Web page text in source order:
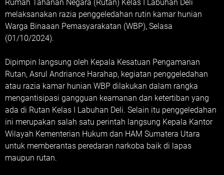
Rumah Tahanan Negara (Rutan) Kelas I Labuhan Deli
melaksanakan razia penggeledahan rutin kamar hunian
Warga Binaaan Pemasyarakatan (WBP), Selasa
(01/10/2024).
Dipimpin langsung oleh Kepala Kesatuan Pengamanan
Rutan, Asrul Andriance Harahap, kegiatan penggeledahan
atau razia kamar hunian WBP dilakukan dalam rangka
mengantisipasi gangguan keamanan dan ketertiban yang
ada di Rutan Kelas I Labuhan Deli. Selain itu penggeledahan
ini merupakan salah satu perintah langsung Kepala Kantor
Wilayah Kementerian Hukum dan HAM Sumatera Utara
untuk memberantas peredaran narkoba baik di lapas
maupun rutan.